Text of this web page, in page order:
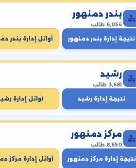
بندر دمنهور
6,054 طالب
نتيجة إدارة بندر دمنهور أوائل إدارة بندر
رشيد
3,681 طالب
نتيجة إدارة رشيد أوائل إدارة
مركز دمنهور
8,650 طالب
نتيجة إدارة مركز دمنهور أوائل إدارة مركز